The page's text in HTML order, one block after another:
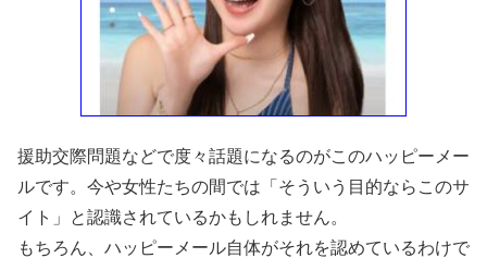
援助交際問題などで度々話題になるのがこのハッピーメー
ルです。今や女性たちの間では「そういう目的ならこのサ
イト」と認識されているかもしれません。
もちろん、ハッピーメール自体がそれを認めているわけで